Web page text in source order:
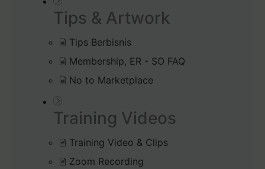
Tips & Artwork
Tips Berbisnis
Membership, ER - SO FAQ
No to Marketplace
Training Videos
Training Video & Clips
Zoom Recording